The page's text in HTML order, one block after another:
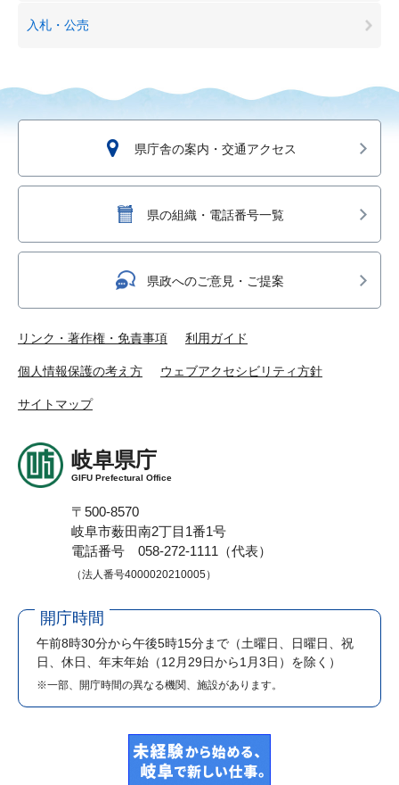
入札・公売
県庁舎の案内・交通アクセス
県の組織・電話番号一覧
県政へのご意見・ご提案
リンク・著作権・免責事項 利用ガイド
個人情報保護の考え方 ウェブアクセシビリティ方針
サイトマップ
岐阜県庁
GIFU Prefectural Office
〒500-8570
岐阜市薮田南2丁目1番1号
電話番号 058-272-1111（代表）
（法人番号4000020210005）
開庁時間
午前8時30分から午後5時15分まで （土曜日、日曜日、祝
日、休日、年末年始（12月29日から1月3日）を除く）
※一部、開庁時間の異なる機関、施設があります。